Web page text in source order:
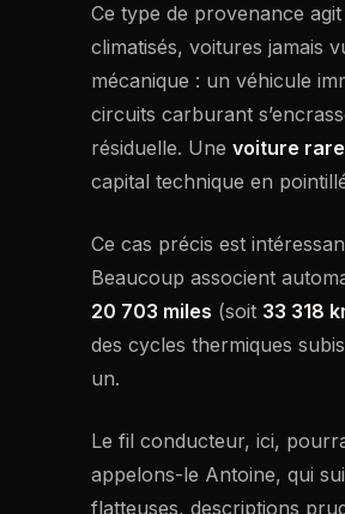
Ce type de provenance
climatisés, voitures jamais
mécanique : un véhicule
circuits carburant
résiduelle. Une voiture rare
capital technique en
Ce cas précis est
Beaucoup associent
20 703 miles (soit 33 318
des cycles thermiques
un.
Le fil conducteur, ici,
appelons-le Antoine, qui
flatteuses, descriptions